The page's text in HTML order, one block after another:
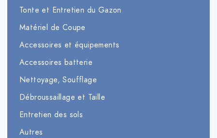
Tonte et Entretien du Gazon
Matériel de Coupe
Accessoires et équipements
Accessoires batterie
Nettoyage, Soufflage
Débroussaillage et Taille
Entretien des sols
Autres